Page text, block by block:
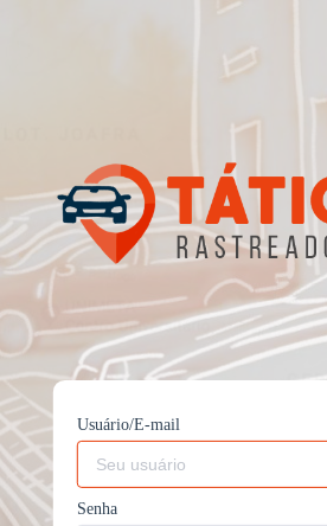
Usuário/E-mail
Senha